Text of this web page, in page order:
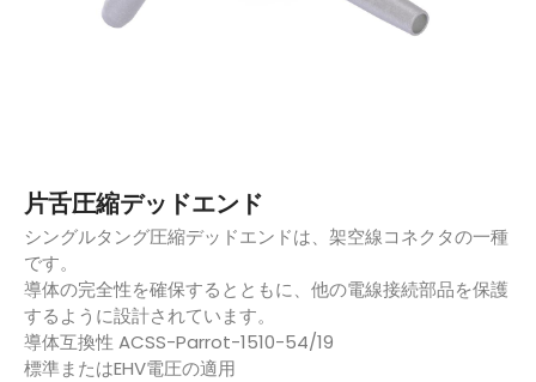
片舌圧縮デッドエンド
シングルタング圧縮デッドエンドは、架空線コネクタの一種
です。
導体の完全性を確保するとともに、他の電線接続部品を保護
するように設計されています。
導体互換性 ACSS-Parrot-1510-54/19
標準またはEHV電圧の適用